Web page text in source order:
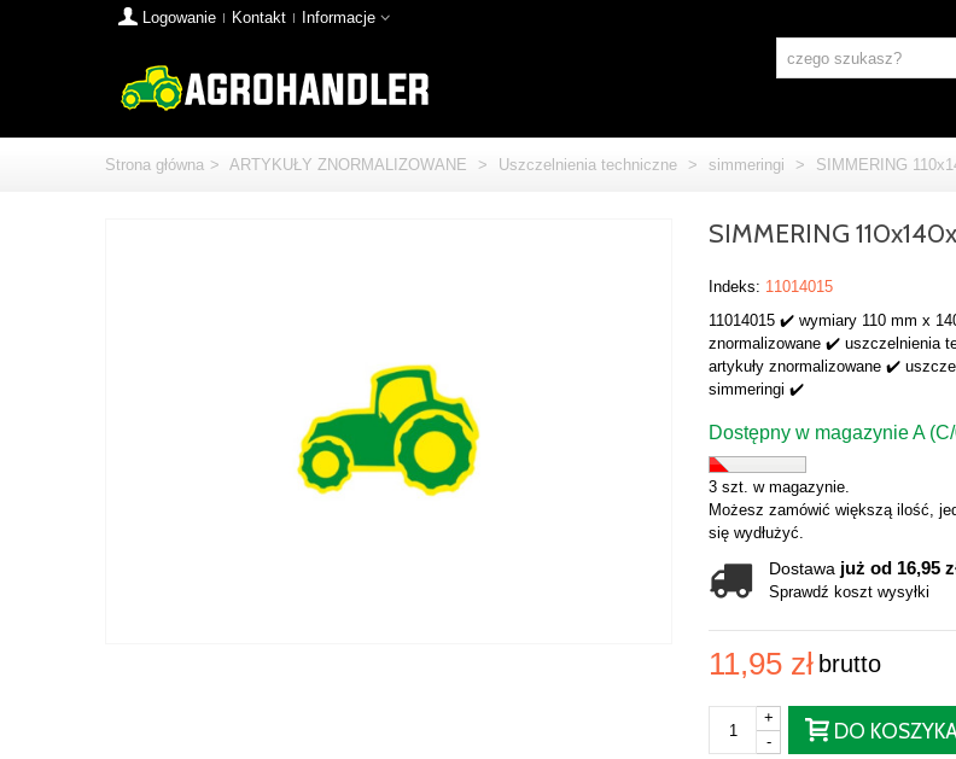
Logowanie Kontakt Informacje
Strona główna > ARTYKUŁY ZNORMALIZOWANE > Uszczelnienia techniczne > simmeringi > SIMMERING
SIMMERING
Indeks: 11014015
11014015 ✔️ wymiary 110 mm x
znormalizowane ✔️ uszczelnienia
artykuły znormalizowane ✔️
simmeringi ✔️
Dostępny w magazynie A
3 szt. w magazynie.
Możesz zamówić większą ilość,
się wydłużyć.
Dostawa już od 16,95
Sprawdź koszt wysyłki
11,95 zł brutto
-
+
DO